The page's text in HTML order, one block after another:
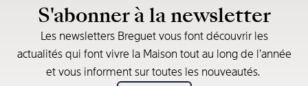
S'abonner à la newsletter
Les newsletters Breguet vous font découvrir les
actualités qui font vivre la Maison tout au long de l’année
et vous informent sur toutes les nouveautés.